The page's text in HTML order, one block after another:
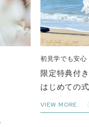
少人数
家族
VIEW